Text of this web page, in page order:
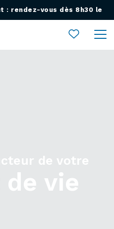
: rendez-vous dès 8h30 le
Ouvrir le menu
de votre
vie